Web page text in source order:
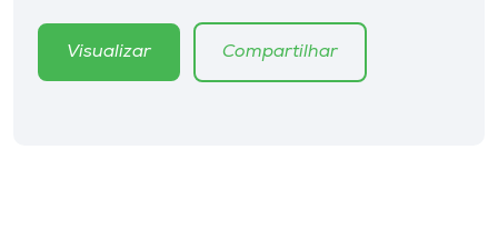
RádioVisualizar Compartilhar